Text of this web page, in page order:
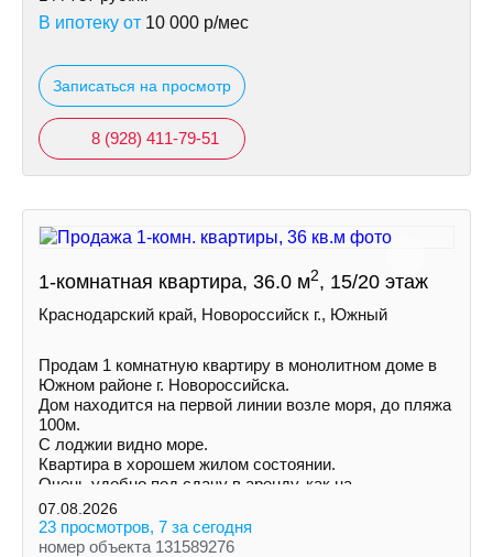
В ипотеку от 10 000 р/мес
Записаться на просмотр
8 (928) 411-79-51
1-комнатная квартира, 36.0 м2, 15/20 этаж
Краснодарский край, Новороссийск г., Южный
Продам 1 комнатную квартиру в монолитном доме в
Южном районе г. Новороссийска.
Дом находится на первой линии возле моря, до пляжа
100м.
С лоджии видно море.
Квартира в хорошем жилом состоянии.
Очень удобно под сдачу в аренду, как на
долгосрочную так и посуточно.
07.08.2026
23 просмотров, 7 за сегодня
номер объекта 131589276